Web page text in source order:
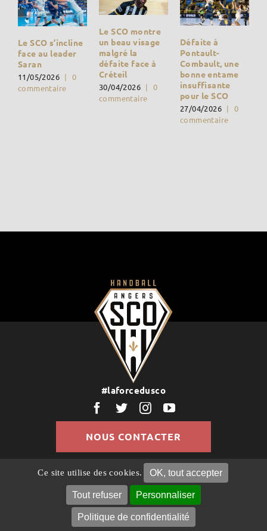
Ce site utilise des cookies. OK, tout accepter
Tout refuser Personnaliser
Politique de confidentialité
Le SCO s’incline
face au leader
Saran
11/05/2026 |
0
commentaire
Le SCO montre
un beau visage
malgré la
défaite face à
Créteil
30/04/2026 |
0
commentaire
Défaite à
Pontault-
Combault, une
bonne entame
insuffisante
pour le SCO
27/04/2026 |
0
commentaire
#laforcedusco
NOUS CONTACTER
© Copyright 2022 | Tous droits réservés | Politique de
Confidentialité
Mentions légales
Gestion des
cookies